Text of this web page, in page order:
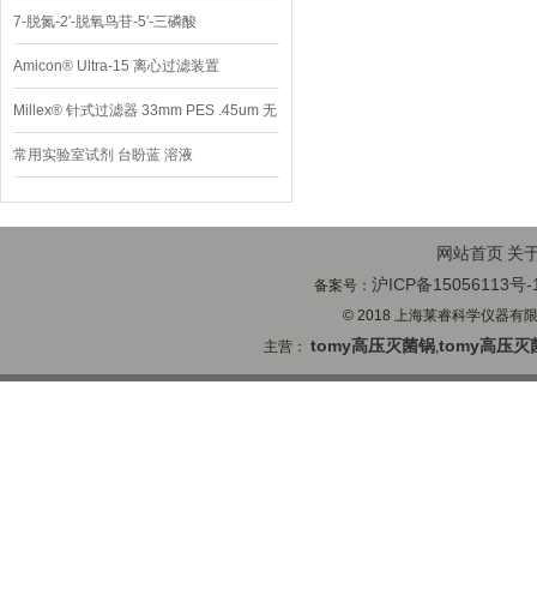
7-脱氮-2′-脱氧鸟苷-5′-三磷酸
Amicon® Ultra-15 离心过滤装置
Millex® 针式过滤器 33mm PES .45um 无
菌
常用实验室试剂 台盼蓝 溶液
网站首页 关
备案号：沪ICP备15056113号-
© 2018 上海莱睿科学仪器有
主营：tomy高压灭菌锅,tomy高压灭